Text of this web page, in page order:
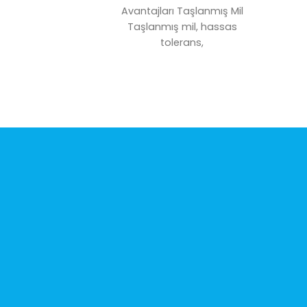
Avantajları Taşlanmış Mil
Taşlanmış mil, hassas
tolerans,